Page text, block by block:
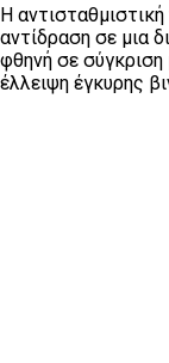
Η
αντίδραση σε μια
φθηνή σε σύγκριση
έλλειψη έγκυρης